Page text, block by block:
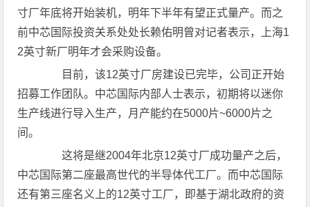
寸厂年底将开始装机，明年下半年有望正式量产。而之
前中芯国际投资关系处处长赖佑明曾对记者表示，上海1
2英寸新厂明年才会采购设备。
目前，该12英寸厂房建设已完毕，公司正开始
招募工作团队。中芯国际内部人士表示，初期将以迷你
生产线进行导入生产，月产能约在5000片~6000片之
间。
这将是继2004年北京12英寸厂成功量产之后，
中芯国际第二座最高世代的半导体代工厂。而中芯国际
还有第三座名义上的12英寸工厂，即基于湖北政府的资